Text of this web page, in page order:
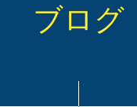
ブログ